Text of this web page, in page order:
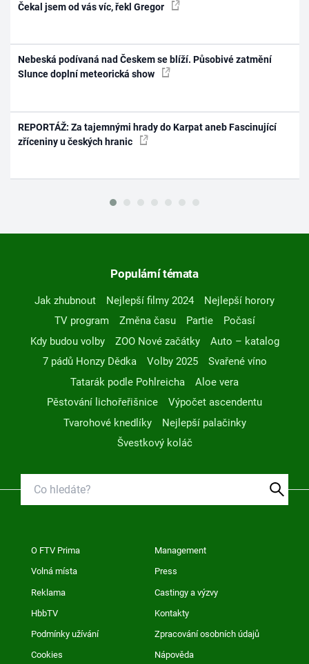
Čekal jsem od vás víc, řekl Gregor
Nebeská podívaná nad Českem se blíží. Působivé zatmění
Slunce doplní meteorická show
REPORTÁŽ: Za tajemnými hrady do Karpat aneb Fascinující
zříceniny u českých hranic
Populární témata
Jak zhubnout Nejlepší filmy 2024
Nejlepší horory
TV program
Změna času Partie
Počasí
Kdy budou volby
ZOO Nové začátky
Auto – katalog
7 pádů Honzy Dědka
Volby 2025
Svařené víno
Tatarák podle Pohlreicha
Aloe vera
Pěstování lichořeřišnice
Výpočet ascendentu
Tvarohové knedlíky
Nejlepší palačinky
Švestkový koláč
O FTV Prima Management
Volná místa Press
Reklama Castingy a výzvy
HbbTV Kontakty
Podmínky užívání Zpracování osobních údajů
Cookies Nápověda